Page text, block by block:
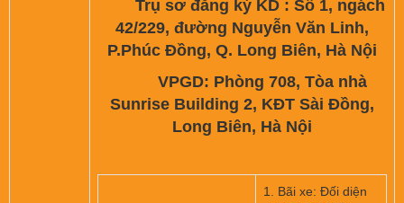
Trụ sơ đăng ký KD : Số 1, ngách
42/229, đường Nguyễn Văn Linh,
P.Phúc Đồng, Q. Long Biên, Hà Nội
VPGD: Phòng 708, Tòa nhà
Sunrise Building 2, KĐT Sài Đồng,
Long Biên, Hà Nội
1. Bãi xe: Đối diện